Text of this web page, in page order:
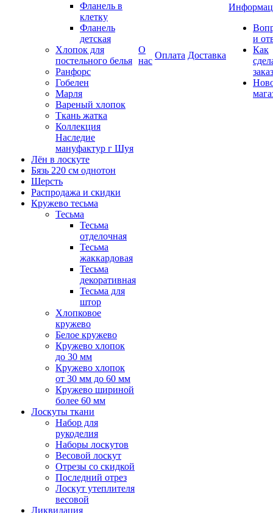
Фланель в
клетку
Фланель
детская
Хлопок для
постельного белья
Ранфорс
Гобелен
Марля
Вареный хлопок
Ткань жатка
Коллекция
Наследие
мануфактур г Шуя
Лён в лоскуте
Бязь 220 см однотон
Шерсть
Распродажа и скидки
Кружево тесьма
Тесьма
Тесьма
отделочная
Тесьма
жаккардовая
Тесьма
декоративная
Тесьма для
штор
Хлопковое
кружево
Белое кружево
Кружево хлопок
до 30 мм
Кружево хлопок
от 30 мм до 60 мм
Кружево шириной
более 60 мм
Лоскуты ткани
Набор для
рукоделия
Наборы лоскутов
Весовой лоскут
Отрезы со скидкой
Последний отрез
Лоскут утеплителя
весовой
Ликвидация
О
нас
Оплата Доставка
и
Как
заказ